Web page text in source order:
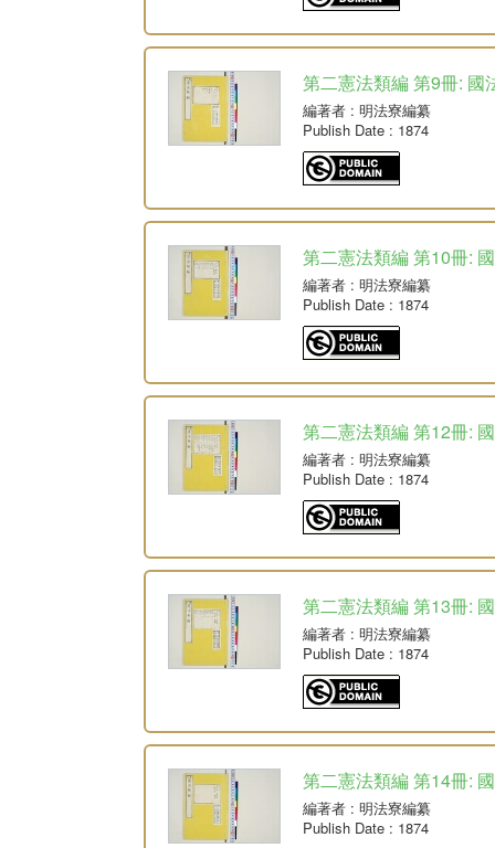
第二憲法類編 第9冊: 國
編著者 : 明法寮編纂
Publish Date : 1874
第二憲法類編 第10冊:
編著者 : 明法寮編纂
Publish Date : 1874
第二憲法類編 第12冊:
編著者 : 明法寮編纂
Publish Date : 1874
第二憲法類編 第13冊:
編著者 : 明法寮編纂
Publish Date : 1874
第二憲法類編 第14冊:
編著者 : 明法寮編纂
Publish Date : 1874